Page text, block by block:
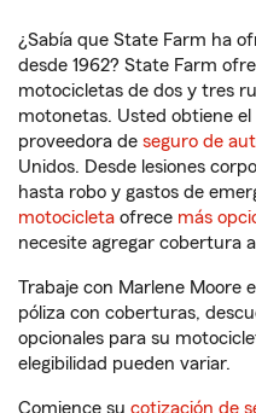
¿Sabía que State Farm ha
desde 1962? State Farm
motocicletas de dos y tres
motonetas. Usted obtiene
proveedora de seguro de
Unidos. Desde lesiones
hasta robo y gastos de
motocicleta ofrece más
necesite agregar cobertura
Trabaje con Marlene Moore
póliza con coberturas,
opcionales para su
elegibilidad pueden variar.
Comience su cotización de